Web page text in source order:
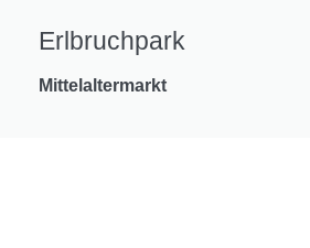
Erlbruchpark
Mittelaltermarkt